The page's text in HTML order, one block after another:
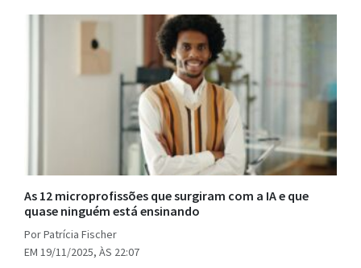
As 12 microprofissões que surgiram com a IA e que
quase ninguém está ensinando
Por Patrícia Fischer
EM 19/11/2025, ÀS 22:07